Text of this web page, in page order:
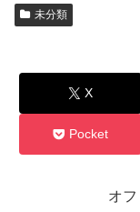
未分類
X
Pocket
オ